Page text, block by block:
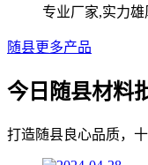
专业厂家,实力
随县更多产品
今日随县材料
打造随县良心品质，